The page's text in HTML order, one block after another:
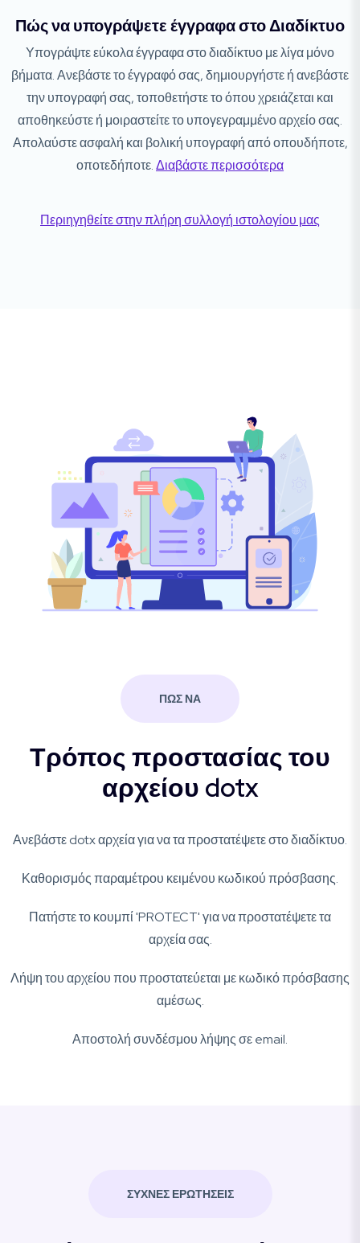
Πώς να υπογράψετε έγγραφα στο Διαδίκτυο
Υπογράψτε εύκολα έγγραφα στο διαδίκτυο με λίγα μόνο
βήματα. Ανεβάστε το έγγραφό σας, δημιουργήστε ή ανεβάστε
την υπογραφή σας, τοποθετήστε το όπου χρειάζεται και
αποθηκεύστε ή μοιραστείτε το υπογεγραμμένο αρχείο σας.
Απολαύστε ασφαλή και βολική υπογραφή από οπουδήποτε,
οποτεδήποτε.Διαβάστε περισσότερα
Περιηγηθείτε στην πλήρη συλλογή ιστολογίου μας
ΠΩΣ ΝΑ
Τρόπος προστασίας του
αρχείου dotx
Ανεβάστε dotx αρχεία για να τα προστατέψετε στο διαδίκτυο.
Καθορισμός παραμέτρου κειμένου κωδικού πρόσβασης.
Πατήστε το κουμπί 'PROTECT' για να προστατέψετε τα
αρχεία σας.
Λήψη του αρχείου που προστατεύεται με κωδικό πρόσβασης
αμέσως.
Αποστολή συνδέσμου λήψης σε email.
ΣΥΧΝΈΣ ΕΡΩΤΉΣΕΙΣ